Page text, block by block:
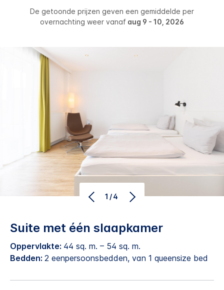
De getoonde prijzen geven een gemiddelde per
overnachting weer vanaf aug 9 - 10, 2026
1/4
Suite met één slaapkamer
Oppervlakte: 44 sq. m. – 54 sq. m.
Bedden: 2 eenpersoonsbedden, van 1 queensize bed